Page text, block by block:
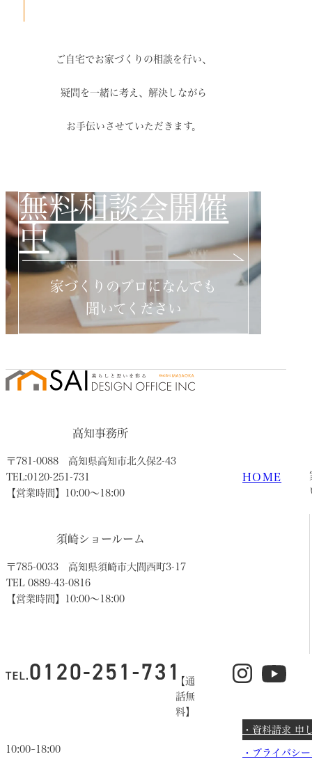
ご自宅でお家づくりの相談を行い、
疑問を一緒に考え、解決しながら
お手伝いさせていただきます。
無料相談会開催
中
家づくりのプロになんでも
聞いてください
高知事務所
〒781-0088 高知県高知市北久保2-43
TEL:0120-251-731
【営業時間】10:00〜18:00
須崎ショールーム
〒785-0033 高知県須崎市大間西町3-17
TEL 0889-43-0816
【営業時間】10:00〜18:00
【通
話無
料】
10:00~18:00
HOME
・資料請求 申
・ プライバシ